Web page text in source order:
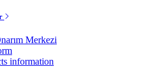
Merkezi
information